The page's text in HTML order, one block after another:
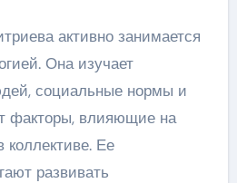
активно занимается
Она изучает
социальные нормы и
факторы, влияющие на
Ее
развивать